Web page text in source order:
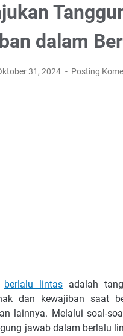
dalam
31, 2024 Posting
berlalu lintas adalah
dan kewajiban saat
lainnya. Melalui soal-
jawab dalam berlalu